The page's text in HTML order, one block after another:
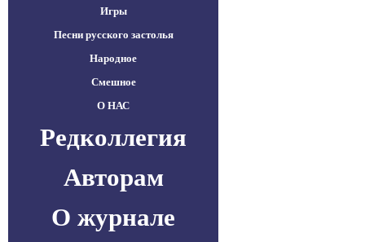
Игры
Песни русского застолья
Народное
Смешное
О НАС
Редколлегия
Авторам
О журнале